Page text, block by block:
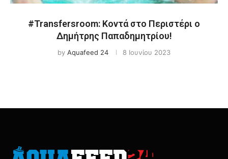
#Transfersroom: Κοντά στο Περιστέρι ο
Δημήτρης Παπαδημητρίου!
by Aquafeed 24 8 Ιουνίου 2023